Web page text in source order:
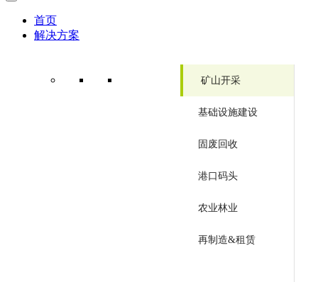
首页
解决方案
矿山开采
基础设施建设
固废回收
港口码头
农业林业
再制造&租赁